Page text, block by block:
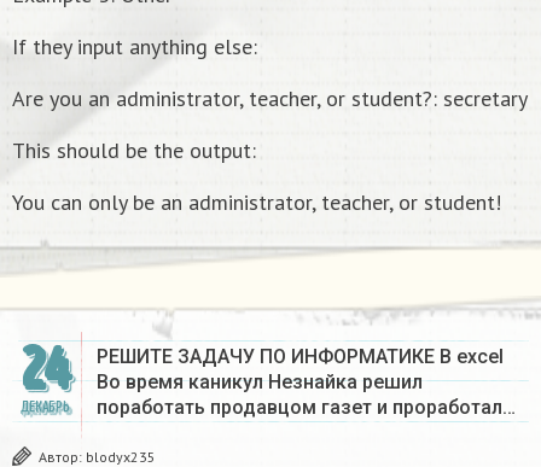
If they input anything else:
Are you an administrator, teacher, or student?: secretary
This should be the output:
You can only be an administrator, teacher, or student!
24
ДЕКАБРЬ
РЕШИТЕ ЗАДАЧУ ПО ИНФОРМАТИКЕ В excel
Во время каникул Незнайка решил
поработать продавцом газет и проработал…
Автор: blodyx235